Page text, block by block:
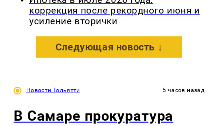
коррекция после рекордного июня и
усиление вторички
Следующая новость ↓
Новости Тольятти 5 часов назад
В Самаре прокуратура